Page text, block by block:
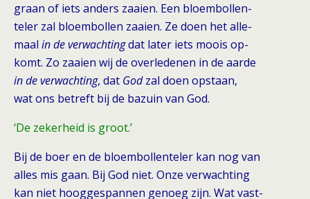
graan of iets anders zaaien. Een bloembollen-
teler zal bloembollen zaaien. Ze doen het alle-
maal in de verwachtingdat later iets moois op-
komt. Zo zaaien wij de overledenen in de aarde
in de verwachting, dat Godzal doen opstaan,
wat ons betreft bij de bazuin van God.
‘De zekerheid is groot.’
Bij de boer en de bloembollenteler kan nog van
alles mis gaan. Bij God niet. Onze verwachting
kan niet hooggespannen genoeg zijn. Wat vast-